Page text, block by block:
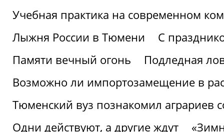
Учебная практика на современном
Лыжня России в Тюмени
С
Памяти вечный огонь
Подледная
Возможно ли импортозамещение в
Тюменский вуз познакомил аграриев
Одни действуют, а другие ждут